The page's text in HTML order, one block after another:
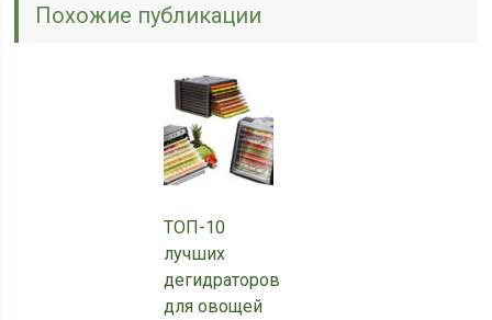
Похожие публикации
ТОП-10
лучших
дегидраторов
для овощей